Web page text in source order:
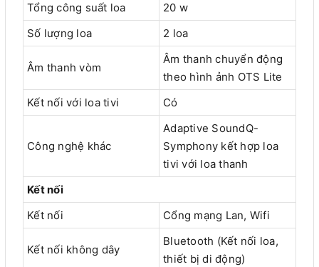
Tổng công suất loa
20 w
Số lượng loa
2 loa
Âm thanh vòm
Âm thanh chuyển động
theo hình ảnh OTS Lite
Kết nối với loa tivi
Có
Công nghệ khác
Adaptive SoundQ-
Symphony kết hợp loa
tivi với loa thanh
Kết nối
Kết nối
Cổng mạng Lan, Wifi
Kết nối không dây
Bluetooth (Kết nối loa,
thiết bị di động)